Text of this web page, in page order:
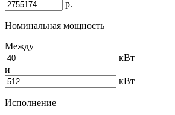
р.
Номинальная мощность
Между
кВт
и
кВт
Исполнение